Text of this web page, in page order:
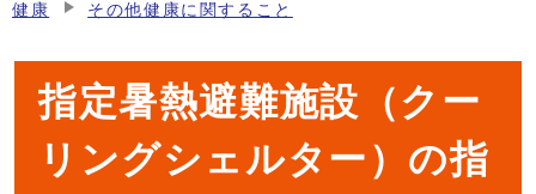
健康 その他健康に関すること
指定暑熱避難施設（クー
リングシェルター）の指